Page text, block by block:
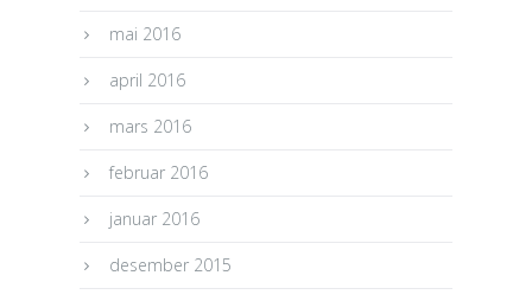
mai 2016
april 2016
mars 2016
februar 2016
januar 2016
desember 2015